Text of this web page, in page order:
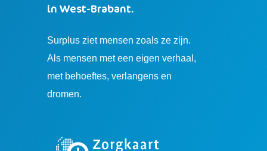
in West-Brabant.
Surplus ziet mensen zoals ze zijn.
Als mensen met een eigen verhaal,
met behoeftes, verlangens en
dromen.